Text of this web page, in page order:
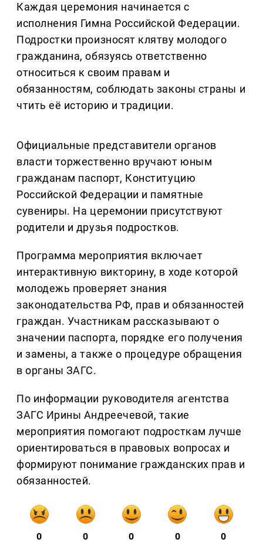
Каждая церемония начинается с
исполнения Гимна Российской Федерации.
Подростки произносят клятву молодого
гражданина, обязуясь ответственно
относиться к своим правам и
обязанностям, соблюдать законы страны и
чтить её историю и традиции.
Официальные представители органов
власти торжественно вручают юным
гражданам паспорт, Конституцию
Российской Федерации и памятные
сувениры. На церемонии присутствуют
родители и друзья подростков.
Программа мероприятия включает
интерактивную викторину, в ходе которой
молодежь проверяет знания
законодательства РФ, прав и обязанностей
граждан. Участникам рассказывают о
значении паспорта, порядке его получения
и замены, а также о процедуре обращения
в органы ЗАГС.
По информации руководителя агентства
ЗАГС Ирины Андреечевой, такие
мероприятия помогают подросткам лучше
ориентироваться в правовых вопросах и
формируют понимание гражданских прав и
обязанностей.
0 0 0 0 0